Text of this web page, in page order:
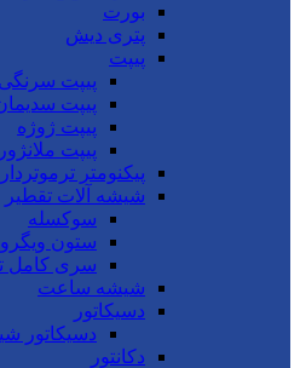
بورت
پتری دیش
پیپت
پیپت سرنگی
پیپت
پیپت ژوژه
پیپت ملانژور
پیکنومتر ترموتردار
شیشه آلات تقطیر
سوکسله
ستون ویگرو
سری کامل
شیشه ساعت
دسیکاتور
دسیکاتور
دکانتور